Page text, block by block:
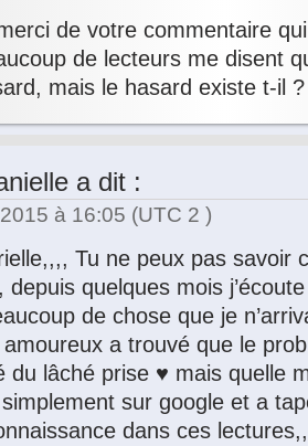
de votre commentaire
de lecteurs me disent
mais le hasard existe t-il
a dit :
à 16:05 (UTC 2 )
Tu ne peux pas savoir
depuis quelques mois
de chose que je
a trouvé que le
du lâché prise ♥ mais quelle
sur google et a
dans ces